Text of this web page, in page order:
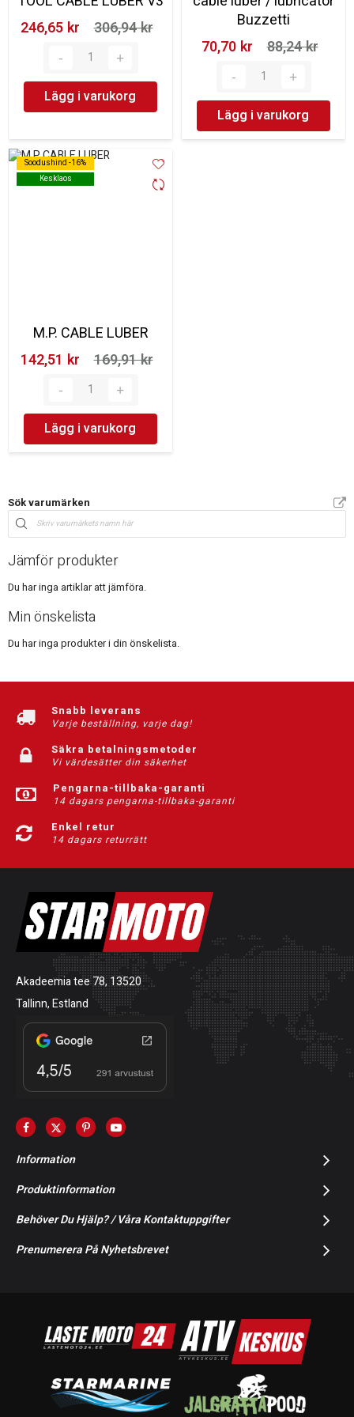
246,65 kr‎
306,94 kr‎
Lägg i varukorg
Buzzetti
70,70 kr‎
88,24 kr‎
Lägg i varukorg
Soodushind -16%
Kesklaos
Soodushind -16%
Kesklaos
M.P. CABLE LUBER
142,51 kr‎
169,91 kr‎
Lägg i varukorg
Sök varumärken
Jämför produkter
Du har inga artiklar att jämföra.
Min önskelista
Du har inga produkter i din önskelista.
Snabb leverans
Varje beställning, varje dag!
Säkra betalningsmetoder
Vi värdesätter din säkerhet
Pengarna-tillbaka-garanti
14 dagars pengarna-tillbaka-garanti
Enkel retur
14 dagars returrätt
Akadeemia tee 78, 13520
Tallinn, Estland
Information
Produktinformation
Behöver Du Hjälp? / Våra Kontaktuppgifter
Prenumerera På Nyhetsbrevet